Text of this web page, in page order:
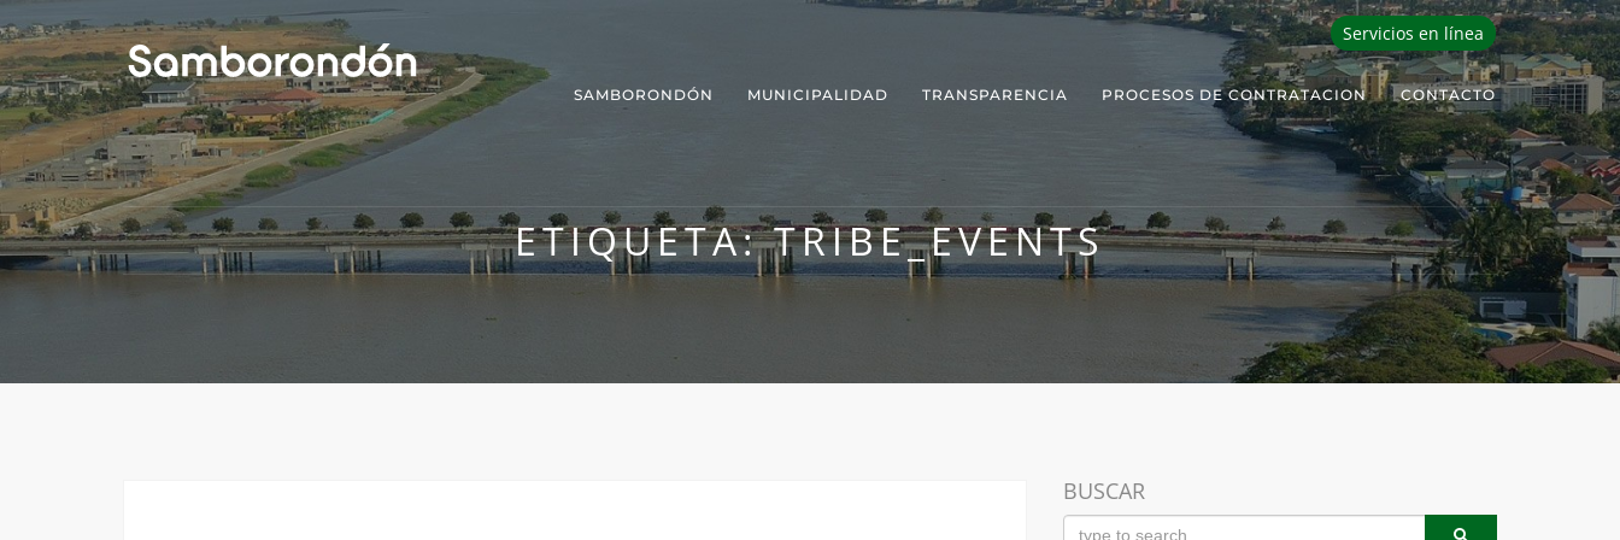
Servicios en línea
SAMBORONDÓN MUNICIPALIDAD TRANSPARENCIA PROCESOS DE CONTRATACION CONTACTO
ETIQUETA:TRIBE_EVENTS
BUSCAR